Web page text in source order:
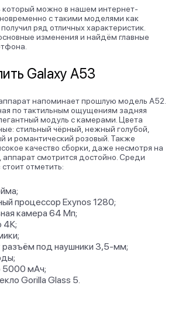
который можно в нашем интернет-
с такими моделями как
получил ряд отличных характеристик.
изменения и найдём главные
Galaxy A53
напоминает прошлую модель А52.
по тактильным ощущениям задняя
модуль с камерами. Цвета
стильный чёрный, нежный голубой,
и романтический розовый. Также
качество сборки, даже несмотря на
аппарат смотрится достойно. Среди
отметить:
процессор Exynos 1280;
камера 64 Мп;
4К;
разъём под наушники 3,5-мм;
5000 мАч;
Gorilla Glass 5.